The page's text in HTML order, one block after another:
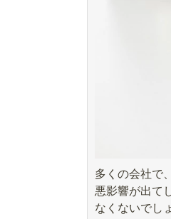
多くの会社で
悪影響が出て
なくないでし